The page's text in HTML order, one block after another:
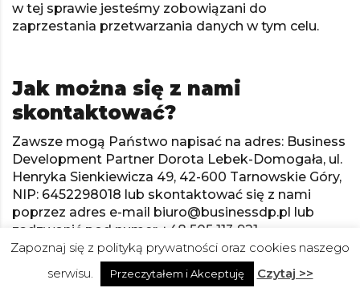
w tej sprawie jesteśmy zobowiązani do
zaprzestania przetwarzania danych w tym celu.
Jak można się z nami
skontaktować?
Zawsze mogą Państwo napisać na adres: Business
Development Partner Dorota Lebek-Domogała, ul.
Henryka Sienkiewicza 49, 42-600 Tarnowskie Góry,
NIP: 6452298018 lub skontaktować się z nami
poprzez adres e-mail biuro@businessdp.pl lub
zadzwonić pod numer +48 505 113 921.
Zapoznaj się z polityką prywatności oraz cookies naszego
serwisu.
Przeczytałem i Akceptuję Czytaj >>